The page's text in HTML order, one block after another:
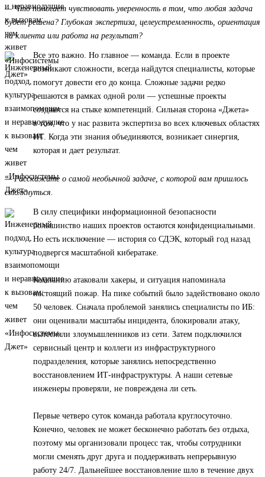
— Что помогает чувствовать уверенность в том, что любая задача
будет решена? Глубокая экспертиза, целеустремленность, ориентация
на клиента или работа на результат?
Все это важно. Но главное — команда. Если в проекте
возникают сложности, всегда найдутся специалисты, которые
помогут довести его до конца. Сложные задачи редко
решаются в рамках одной роли — успешные проекты
создаются на стыке компетенций. Сильная сторона «Джета»
в том, что у нас развита экспертиза во всех ключевых областях
ИТ. Когда эти знания объединяются, возникает синергия,
которая и дает результат.
— Расскажите о самой необычной задаче, с которой вам пришлось
столкнуться.
В силу специфики информационной безопасности
большинство наших проектов остаются конфиденциальными.
Но есть исключение — история со СДЭК, который год назад
подвергся масштабной кибератаке.
Компанию атаковали хакеры, и ситуация напоминала
настоящий пожар. На пике событий было задействовано около
50 человек. Сначала проблемой занялись специалисты по ИБ:
они оценивали масштабы инцидента, блокировали атаку,
вытесняли злоумышленников из сети. Затем подключился
сервисный центр и коллеги из инфраструктурного
подразделения, которые занялись непосредственно
восстановлением ИТ-инфраструктуры. А наши сетевые
инженеры проверяли, не повреждена ли сеть.
Первые четверо суток команда работала круглосуточно.
Конечно, человек не может бесконечно работать без отдыха,
поэтому мы организовали процесс так, чтобы сотрудники
могли сменять друг друга и поддерживать непрерывную
работу 24/7. Дальнейшее восстановление шло в течение двух